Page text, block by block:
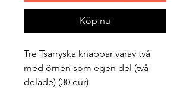
Köp nu
Tre Tsarryska knappar varav två
med örnen som egen del (två
delade) (30 eur)